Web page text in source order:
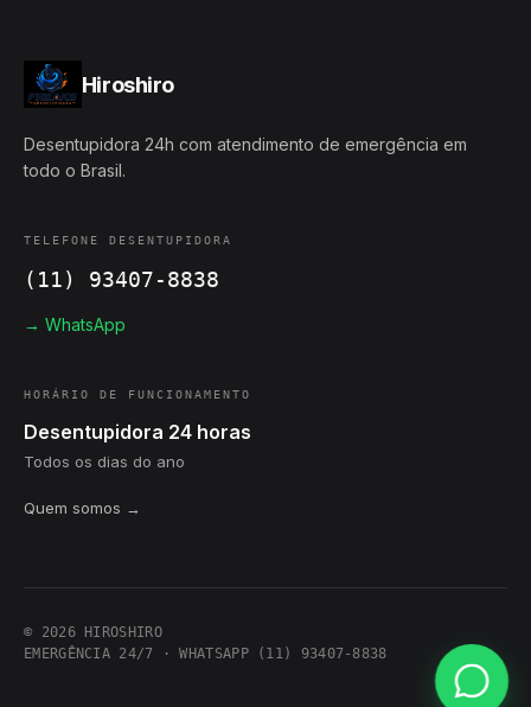
Hiroshiro
Desentupidora 24h com atendimento de emergência em
todo o Brasil.
TELEFONE DESENTUPIDORA
(11) 93407-8838
→ WhatsApp
HORÁRIO DE FUNCIONAMENTO
Desentupidora 24 horas
Todos os dias do ano
Quem somos →
© 2026 HIROSHIRO
EMERGÊNCIA 24/7 · WHATSAPP (11) 93407-8838